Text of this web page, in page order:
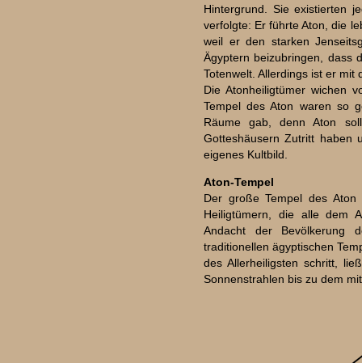
Hintergrund. Sie existierten
verfolgte: Er führte Aton, die
weil er den starken
Ägyptern beizubringen, dass
Totenwelt. Allerdings ist er
Die Atonheiligtümer wichen
Tempel des Aton waren so
Räume gab, denn Aton
Gotteshäusern Zutritt haben
eigenes Kultbild.
Aton-Tempel
Der große Tempel des
Heiligtümern, die alle dem
Andacht der Bevölkerung
traditionellen ägyptischen
des Allerheiligsten schritt,
Sonnenstrahlen bis zu dem